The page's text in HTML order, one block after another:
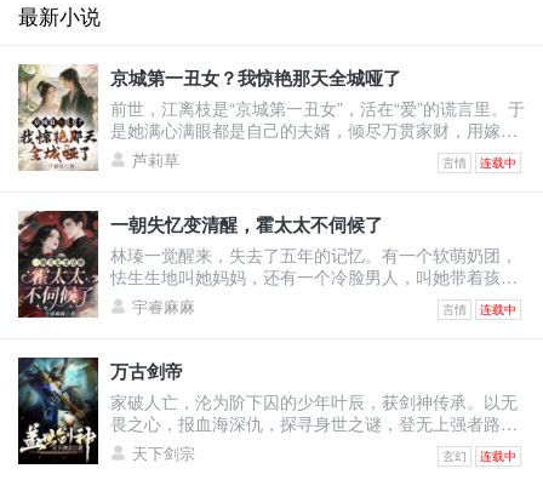
最新小说
京城第一丑女？我惊艳那天全城哑了
前世，江离枝是“京城第一丑女”，活在“爱”的谎言里。于
是她满心满眼都是自己的夫婿，倾尽万贯家财，用嫁妆
填补将军府。可换来的却是——他与绿茶表妹沆瀣一
气，甚至让她怀上侍卫的野种，最终被渣男一剑穿胸，
决心要让这群人血债血偿！渣男想吃绝户，与表妹双宿
双飞？她直接退婚撤资，让将军府只剩一具空壳！白莲
花想装柔弱博同情？她反手几巴掌，当众撕烂表妹虚伪
的脸皮！全城
芦莉草 言情 连载中
一朝失忆变清醒，霍太太不伺候了
林瑧一觉醒来，失去了五年的记忆。有一个软萌奶团，
怯生生地叫她妈妈，还有一个冷脸男人，叫她带着孩子
去给继妹输血。原来她和自己继妹的未婚夫领了证，他
以婚姻为筹码让她签了厚厚的不平等条约！林瑧直接掀
分一半，至于你，喂狗！”她不知道婚后的自己怎么成为
舔狗的，还被人当成草包嘲笑。五年里她拼命讨好老
公，甚至讨好老公白月光弟媳温栩，挣钱给她只求她离
开自己老公。她
宇睿麻麻 言情 连载中
万古剑帝
家破人亡，沦为阶下囚的少年叶辰，获剑神传承。以无
畏之心，报血海深仇，探寻身世之谜，登无上强者路！
修剑道，凝天印，灵武合一，无敌诸天！恢宏大世谁主
沉浮？我有一剑可断万古！
天下剑宗 玄幻 连载中